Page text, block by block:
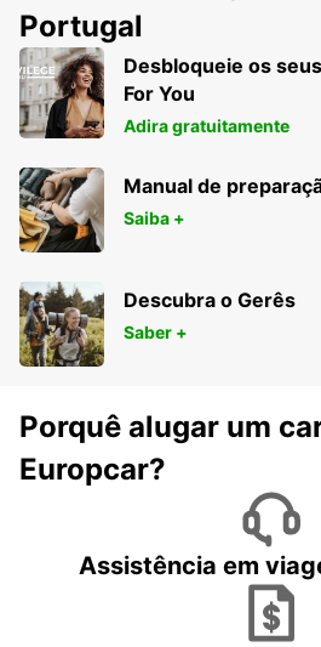
AEROPORTO DE LAMEZIA
LAMEZIA TERME - ITALY
Portugal
Desbloqueie os
For You
Adira gratuitamente
Manual de
Saiba +
Descubra o Gerês
Saber +
Porquê alugar um
Europcar?
Assistência em